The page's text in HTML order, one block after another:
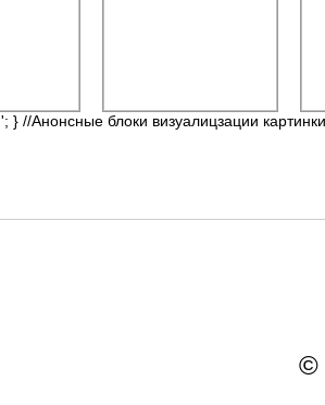
'; } //Анонсные блоки визуалицзации
©